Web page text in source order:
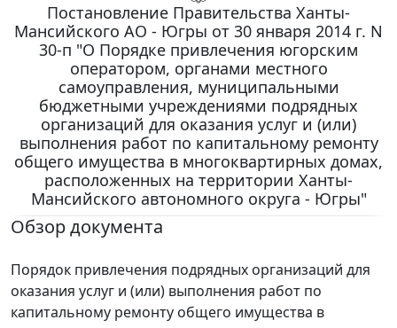
Постановление Правительства Ханты-
Мансийского АО - Югры от 30 января 2014 г. N
30-п "О Порядке привлечения югорским
оператором, органами местного
самоуправления, муниципальными
бюджетными учреждениями подрядных
организаций для оказания услуг и (или)
выполнения работ по капитальному ремонту
общего имущества в многоквартирных домах,
расположенных на территории Ханты-
Мансийского автономного округа - Югры"
Обзор документа
Порядок привлечения подрядных организаций для
оказания услуг и (или) выполнения работ по
капитальному ремонту общего имущества в